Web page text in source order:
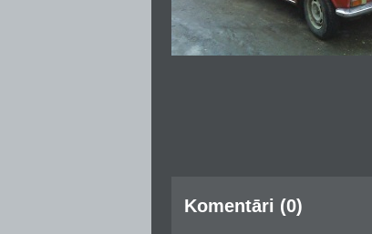
Komentāri (0)